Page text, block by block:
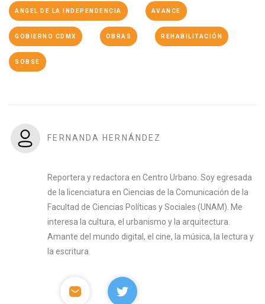
ANGEL DE LA INDEPENDENCIA AVANCE
GOBIERNO CDMX OBRAS REHABILITACIÓN
SOBSE
FERNANDA HERNÁNDEZ
Reportera y redactora en Centro Urbano. Soy egresada
de la licenciatura en Ciencias de la Comunicación de la
Facultad de Ciencias Políticas y Sociales (UNAM). Me
interesa la cultura, el urbanismo y la arquitectura.
Amante del mundo digital, el cine, la música, la lectura y
la escritura.